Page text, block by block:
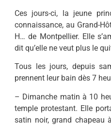
Ces jours-ci, la jeune
connaissance, au Grand-
H… de Montpellier. Elle
dit qu’elle ne veut plus le
Tous les jours, depuis
prennent leur bain dès 7
– Dimanche matin à 10
temple protestant. Elle
satin noir, grand chapeau